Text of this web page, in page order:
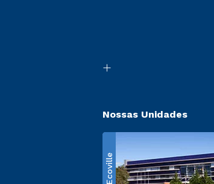
Nossas Unidades
Ecoville